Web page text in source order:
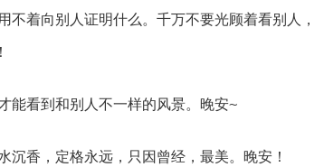
不着向别人证明什么。千万不要光顾着看别人，
能看到和别人不一样的风景。晚安~
沉香，定格永远，只因曾经，最美。晚安！